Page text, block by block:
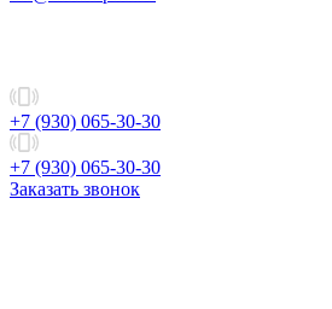
+7 (930) 065-30-30
+7 (930) 065-30-30
Заказать звонок